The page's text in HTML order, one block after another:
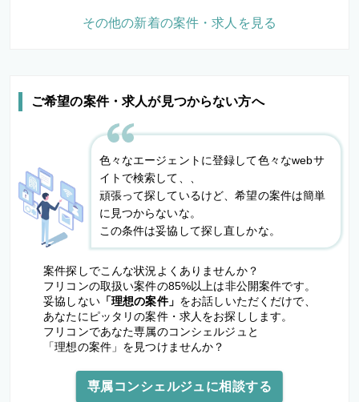
ご希望の案件・求人が見つからない方へ
色々なエージェントに登録して色々なwebサ
イトで検索して、、
頑張って探しているけど、希望の案件は簡単
に見つからないな。
この条件は妥協して探し直しかな。
案件探しでこんな状況よくありませんか？
フリコンの取扱い案件の85%以上は非公開案件です。
妥協しない「理想の案件」 をお話しいただくだけで、
あなたにピッタリの案件・求人をお探しします。
フリコンであなた専属のコンシェルジュと
「理想の案件」を見つけませんか？
専属コンシェルジュに相談する
その他の新着の案件・求人を見る